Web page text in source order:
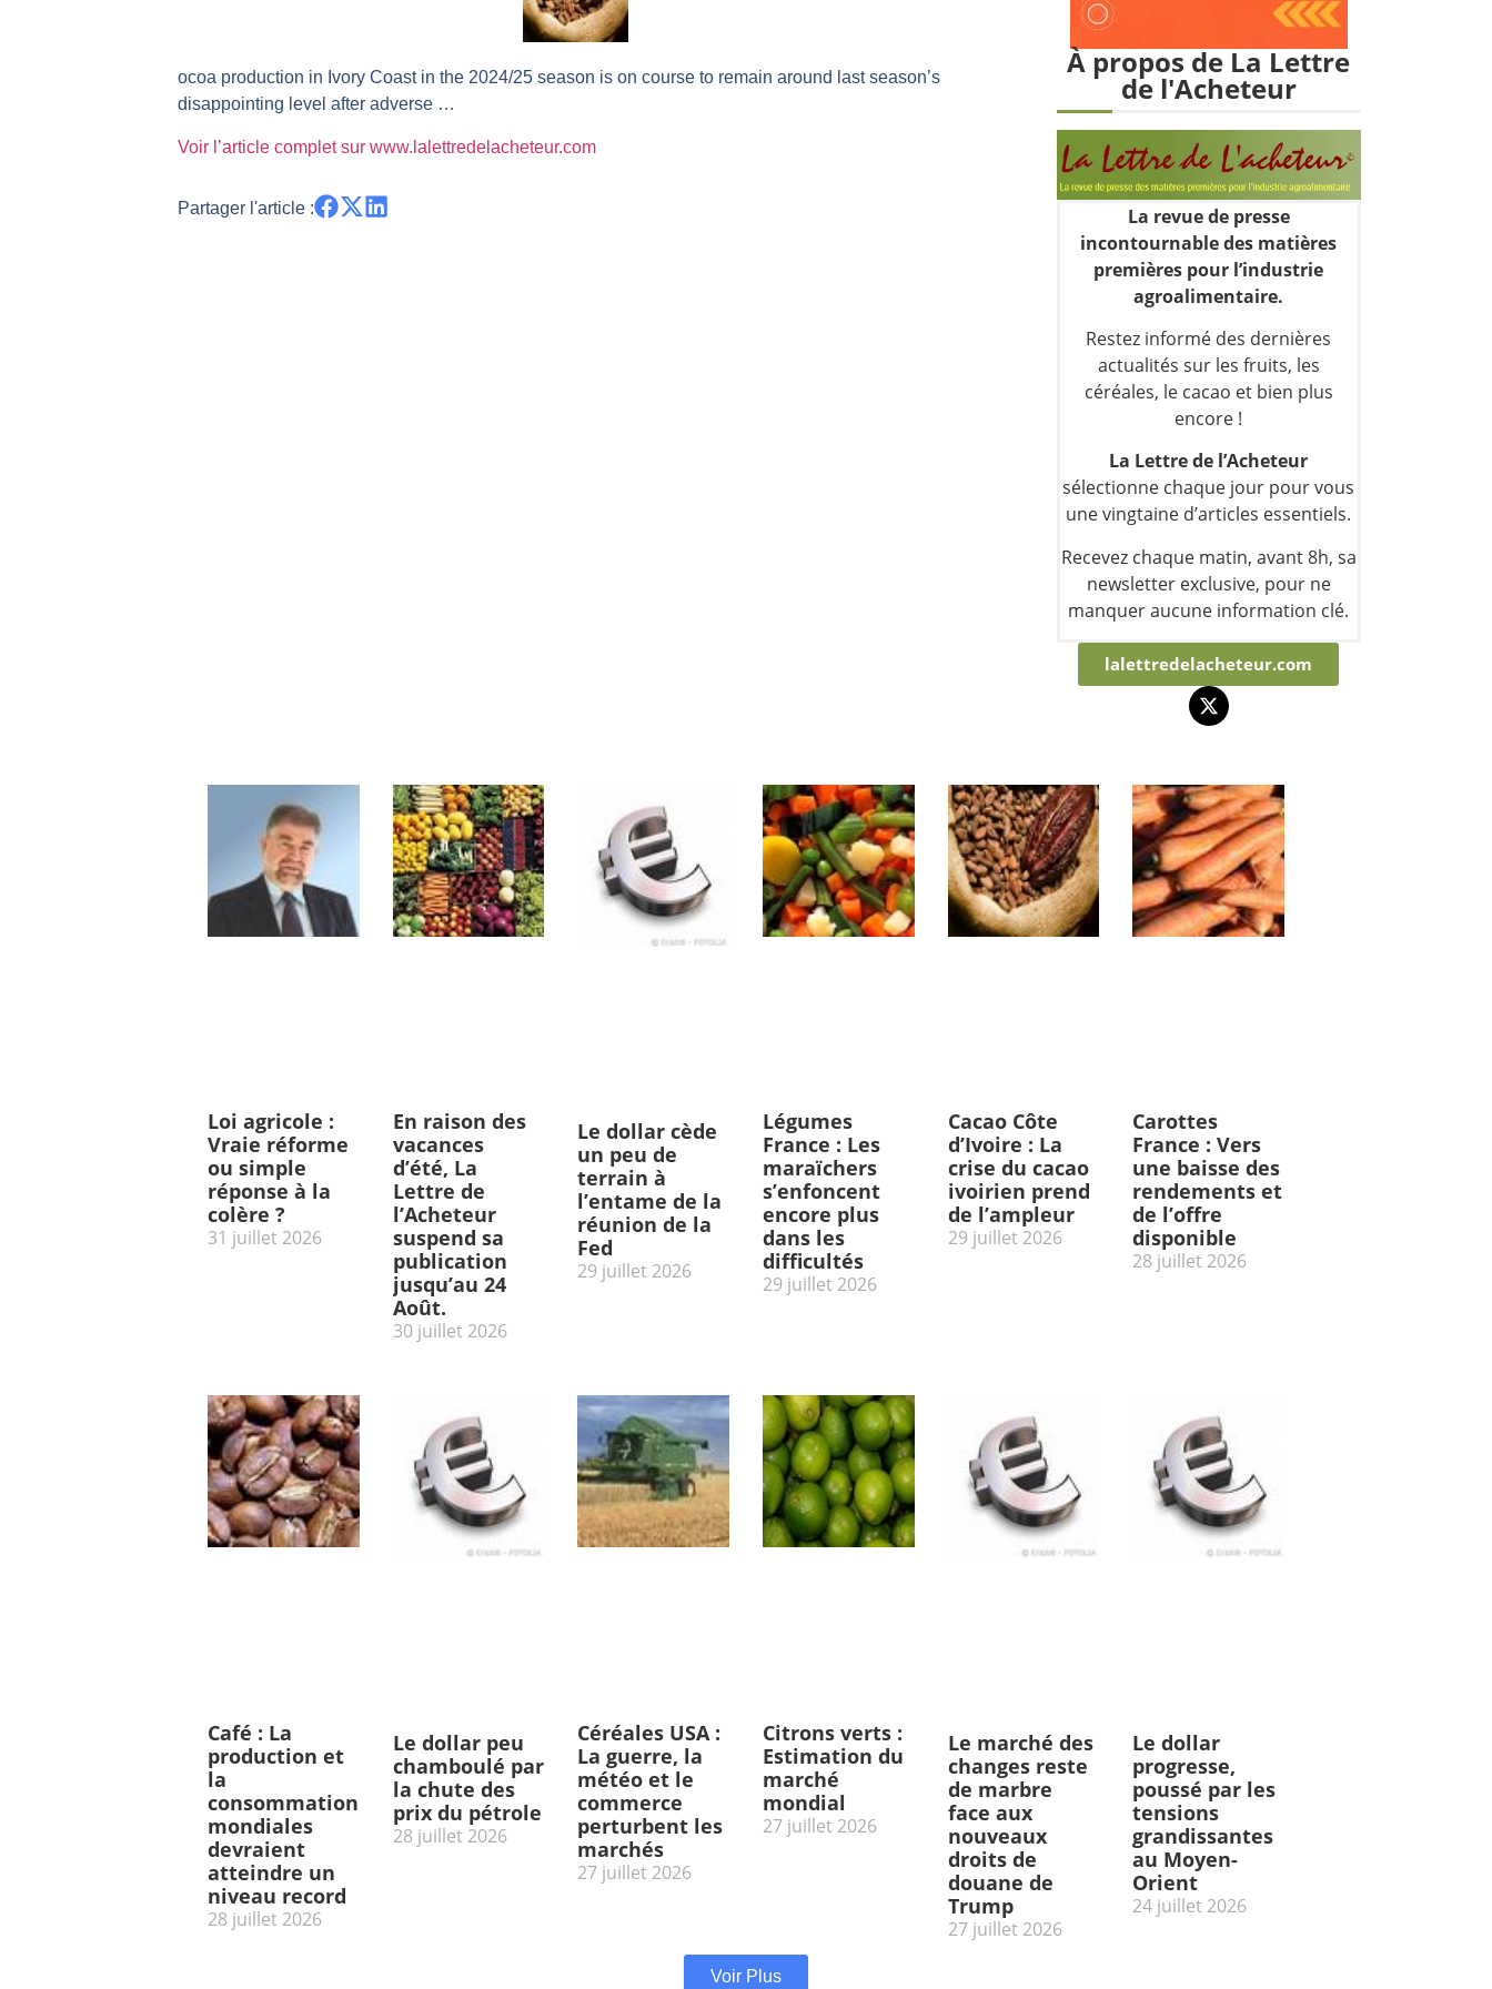
TELEPERFORMANCE : Faut-il acheter avant les résultats ? | Daniel Cohen de Lara – Market Movers
Christian Parisot : Les marchés à l’épreuve des signaux | Interview Économique
S&P500 : Des records, mais toujours de la vigueur | Ludovick Bertola – Les Echos de Wall Street
NASDAQ : La tendance haussière reste intacte | Ludovick Bertola – Les Echos de Wall Street
FERRARI : Un parcours toujours sans faute | Bernard Prats-Desclaux – Market Movers
ocoa production in Ivory Coast in the 2024/25 season is on course to remain around last season’s
disappointing level after adverse …
Voir l’article complet sur www.lalettredelacheteur.com
Partager l'article :
À propos de La Lettre
de l'Acheteur
La revue de presse
incontournable des matières
premières pour l’industrie
agroalimentaire.
Restez informé des dernières
actualités sur les fruits, les
céréales, le cacao et bien plus
encore !
La Lettre de l’Acheteur
sélectionne chaque jour pour vous
une vingtaine d’articles essentiels.
Recevez chaque matin, avant 8h, sa
newsletter exclusive, pour ne
manquer aucune information clé.
lalettredelacheteur.com
Loi agricole :
Vraie réforme
ou simple
réponse à la
colère ?
31 juillet 2026
En raison des
vacances
d’été, La
Lettre de
l’Acheteur
suspend sa
publication
jusqu’au 24
Août.
30 juillet 2026
Le dollar cède
un peu de
terrain à
l’entame de la
réunion de la
Fed
29 juillet 2026
Légumes
France : Les
maraïchers
s’enfoncent
encore plus
dans les
difficultés
29 juillet 2026
Cacao Côte
d’Ivoire : La
crise du cacao
ivoirien prend
de l’ampleur
29 juillet 2026
Carottes
France : Vers
une baisse des
rendements et
de l’offre
disponible
28 juillet 2026
Café : La
production et
la
consommation
mondiales
devraient
atteindre un
niveau record
28 juillet 2026
Le dollar peu
chamboulé par
la chute des
prix du pétrole
28 juillet 2026
Céréales USA :
La guerre, la
météo et le
commerce
perturbent les
marchés
27 juillet 2026
Citrons verts :
Estimation du
marché
mondial
27 juillet 2026
Le marché des
changes reste
de marbre
face aux
nouveaux
droits de
douane de
Trump
27 juillet 2026
Le dollar
progresse,
poussé par les
tensions
grandissantes
au Moyen-
Orient
24 juillet 2026
Voir Plus